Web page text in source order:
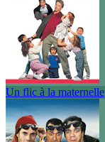
Un flic à la maternelle